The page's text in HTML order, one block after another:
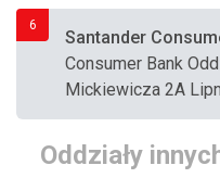
6
Santander
Consumer Bank
Mickiewicza 2A
Oddziały